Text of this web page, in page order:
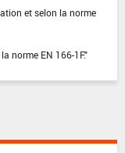
et selon la norme
norme EN 166-1F."